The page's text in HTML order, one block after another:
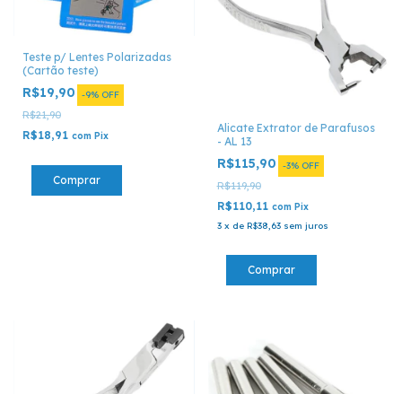
Teste p/ Lentes Polarizadas
(Cartão teste)
R$19,90 -9% OFF
R$21,90
R$18,91 com Pix
Alicate Extrator de Parafusos
- AL 13
R$115,90 -3% OFF
R$119,90
R$110,11 com Pix
3 x de R$38,63 sem juros